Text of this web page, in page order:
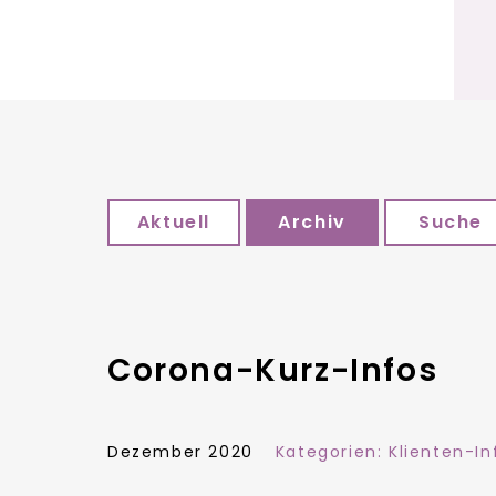
Aktuell Archiv Suche
Corona-Kurz-Infos
Dezember 2020 Kategorien:Klienten-